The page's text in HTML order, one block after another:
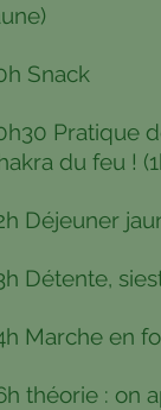
Snack
Pratique
du feu !
Déjeuner
Détente,
Marche en
théorie : on